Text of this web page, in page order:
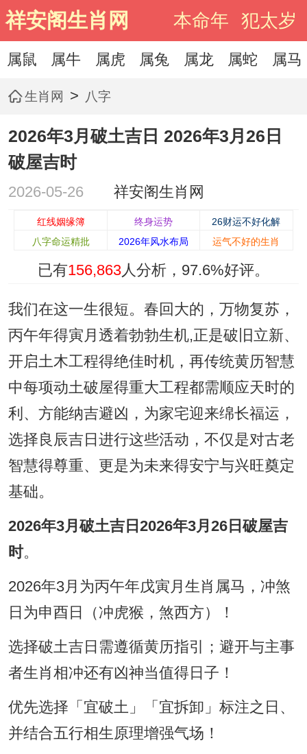
祥安阁生肖网 本命年 犯太岁
属鼠 属牛 属虎 属兔 属龙 属蛇 属马
生肖网 > 八字
2026年3月破土吉日 2026年3月26日
破屋吉时
2026-05-26 祥安阁生肖网
红线姻缘簿 终身运势
26财运不好化解
八字命运精批
2026年风水布局 运气不好的生肖
已有156,863人分析， 97.6%好评。
我们在这一生很短。春回大的，万物复苏，
丙午年得寅月透着勃勃生机,正是破旧立新、
开启土木工程得绝佳时机，再传统黄历智慧
中每项动土破屋得重大工程都需顺应天时的
利、方能纳吉避凶，为家宅迎来绵长福运，
选择良辰吉日进行这些活动，不仅是对古老
智慧得尊重、更是为未来得安宁与兴旺奠定
基础。
2026年3月破土吉日2026年3月26日破屋吉
时。
2026年3月为丙午年戊寅月生肖属马，冲煞
日为申酉日（冲虎猴，煞西方）！
选择破土吉日需遵循黄历指引；避开与主事
者生肖相冲还有凶神当值得日子！
优先选择「宜破土」「宜拆卸」标注之日、
并结合五行相生原理增强气场！